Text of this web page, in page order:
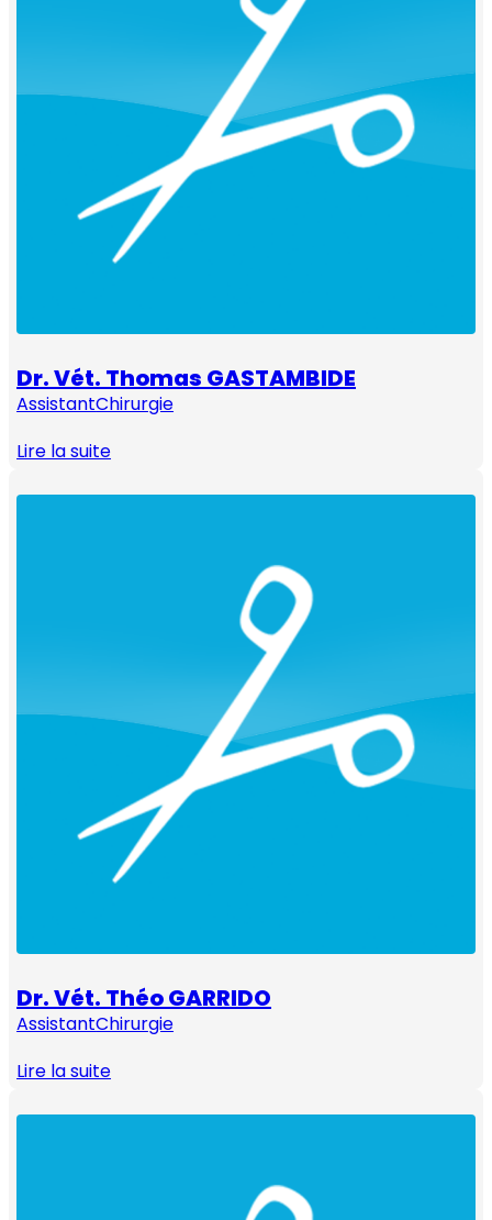
Dr. Vét. Thomas GASTAMBIDE
AssistantChirurgie
Lire la suite
Dr. Vét. Théo GARRIDO
AssistantChirurgie
Lire la suite